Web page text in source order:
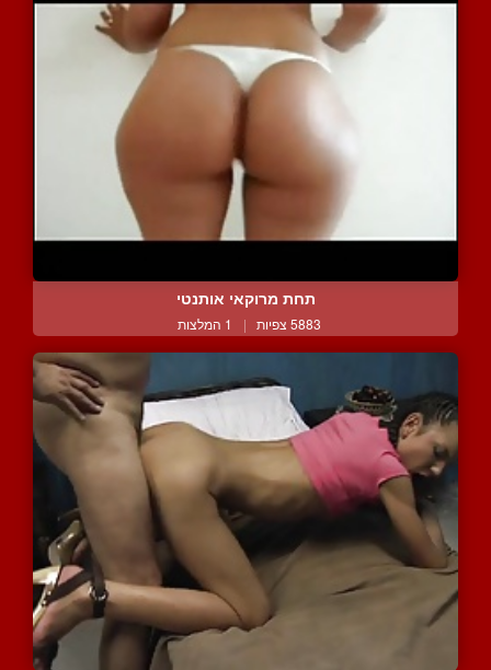
תחת מרוקאי אותנטי
5883 צפיות | 1 המלצות